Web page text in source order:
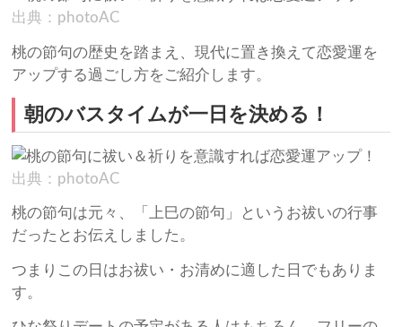
出典：photoAC
桃の節句の歴史を踏まえ、現代に置き換えて恋愛運を
アップする過ごし方をご紹介します。
朝のバスタイムが一日を決める！
出典：photoAC
桃の節句は元々、「上巳の節句」というお祓いの行事
だったとお伝えしました。
つまりこの日はお祓い・お清めに適した日でもありま
す。